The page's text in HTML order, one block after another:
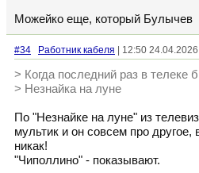
Можейко еще, который Булычев
#34 Работник кабеля | 12:50
> Когда последний раз в телеке
> Незнайка на луне
По "Незнайке на луне" из
мультик и он совсем про
никак!
"Чиполлино" - показывают.